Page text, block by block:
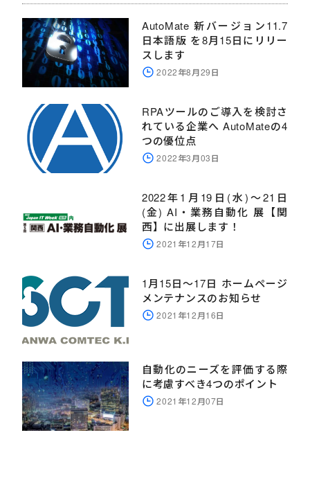
AutoMate 新バージョン11.7
日本語版 を8月15日にリリー
スします
2022年8月29日
RPAツールのご導入を検討さ
れている企業へ AutoMateの4
つの優位点
2022年3月03日
2022年1月19日(水)～21日
(金) AI・業務自動化 展【関
西】に出展します！
2021年12月17日
1月15日～17日 ホームページ
メンテナンスのお知らせ
2021年12月16日
自動化のニーズを評価する際
に考慮すべき4つのポイント
2021年12月07日